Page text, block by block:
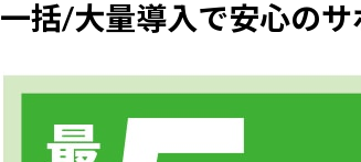
一括/大量導入で安心のサ